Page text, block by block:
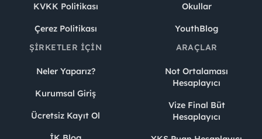
KVKK Politikası
Çerez Politikası
Okullar
YouthBlog
ŞIRKETLER İÇIN
Neler Yaparız?
Kurumsal Giriş
Ücretsiz Kayıt Ol
ARAÇLAR
Not Ortalaması
Hesaplayıcı
Vize Final Büt
Hesaplayıcı